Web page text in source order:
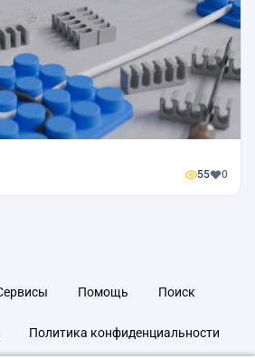
55 0
Помощь Поиск
Политика конфиденциальности